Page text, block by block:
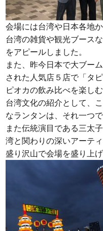
会場には台湾や日本各地
台湾の雑貨や観光ブース
をアピールしました。
また、昨今日本で大ブー
された人気店５店で「タ
ピオカの飲み比べを楽し
台湾文化の紹介として、
なランタンは、それ一つ
また伝統演目である三太
湾と関わりの深いアーテ
盛り沢山で会場を盛り上げ